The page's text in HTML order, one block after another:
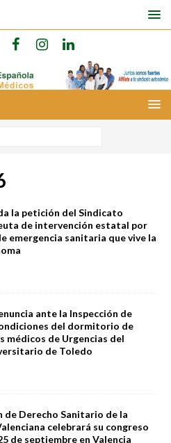
la petición del Sindicato
de intervención estatal por
emergencia sanitaria que vive la
ante la Inspección de
del dormitorio de
médicos de Urgencias del
de Toledo
de Derecho Sanitario de la
celebrará su congreso
de septiembre en Valencia